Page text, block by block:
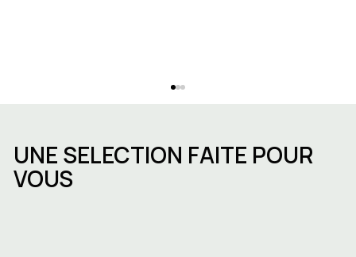
UNE SELECTION FAITE POUR
VOUS